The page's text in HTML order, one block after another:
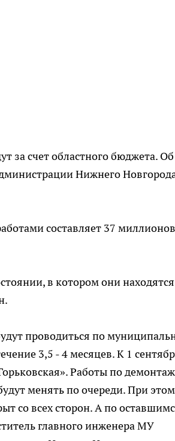
за счет областного бюджета. Об
Нижнего
составляет 37 миллионов
в котором они находятся
проводиться по
3,5 - 4 месяцев. К 1
Работы по
менять по очереди. При
со всех сторон. А по
главного инженера МУ